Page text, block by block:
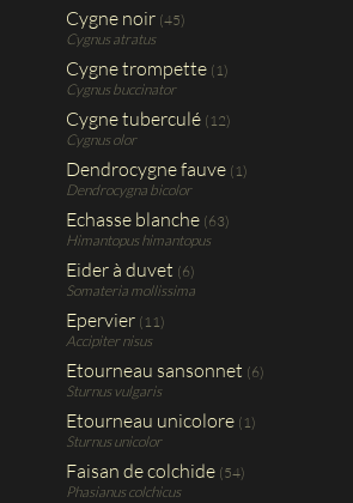
Cygne noir (45)
Cygnus atratus
Cygne trompette (1)
Cygnus buccinator
Cygne tuberculé (12)
Cygnus olor
Dendrocygne fauve (1)
Dendrocygna bicolor
Echasse blanche (63)
Himantopus himantopus
Eider à duvet (6)
Somateria mollissima
Epervier (11)
Accipiter nisus
Etourneau sansonnet (6)
Sturnus vulgaris
Etourneau unicolore (1)
Sturnus unicolor
Faisan de colchide (54)
Phasianus colchicus